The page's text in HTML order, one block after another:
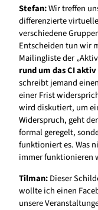
Stefan:Wir treffen
differenzierte
verschiedene
Entscheiden tun wir
Mailingliste der
rund um das CI
schreibt jemand
einer Frist
wird diskutiert, um
Widerspruch, geht
formal geregelt,
funktioniert es. Was
immer funktionieren
Tilman:Dieser
wollte ich einen
unsere